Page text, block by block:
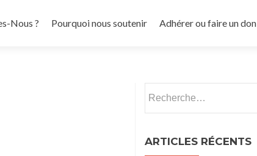
Nous ?
Pourquoi nous soutenir Adhérer ou faire un don
ARTICLES RÉCENTS